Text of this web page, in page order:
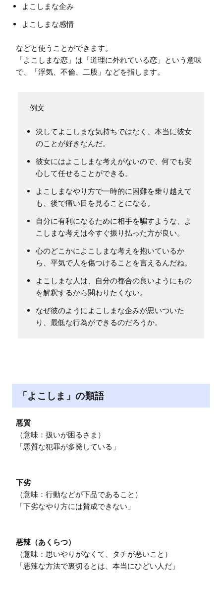
よこしまな企み
よこしまな感情
などと使うことができます。
「よこしまな恋」は「道理に外れている恋」という意味
決してよこしまな気持ちではなく、本当に彼女
のことが好きなんだ。
彼女にはよこしまな考えがないので、何でも安
心して任せることができる。
よこしまなやり方で一時的に困難を乗り越えて
も、後で痛い目を見ることになる。
自分に有利になるために相手を騙すような、よ
こしまな考えは今すぐ振り払った方が良い。
心のどこかによこしまな考えを抱いているか
ら、平気で人を傷つけることを言えるんだね。
よこしまな人は、自分の都合の良いようにもの
を解釈するから関わりたくない。
なぜ彼のようによこしまな企みが思いついた
り、最低な行為ができるのだろうか。
「よこしま」の類語
悪質
（意味：扱いが困るさま）
「悪質な犯罪が多発している」
下劣
（意味：行動などが下品であること）
「下劣なやり方には賛成できない」
悪辣（あくらつ）
（意味：思いやりがなくて、タチが悪いこと）
「悪辣な方法で裏切るとは、本当にひどい人だ」